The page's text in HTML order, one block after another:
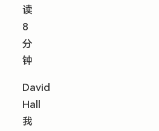
读
8
分
钟
David
Hall
我